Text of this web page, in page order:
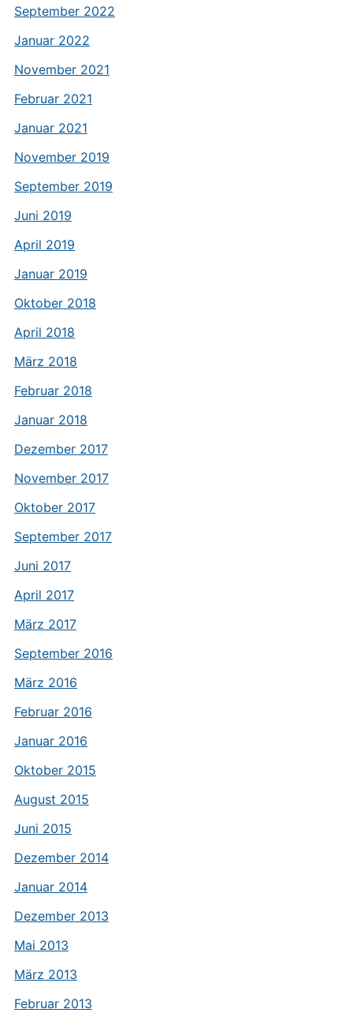
September 2022
Januar 2022
November 2021
Februar 2021
Januar 2021
November 2019
September 2019
Juni 2019
April 2019
Januar 2019
Oktober 2018
April 2018
März 2018
Februar 2018
Januar 2018
Dezember 2017
November 2017
Oktober 2017
September 2017
Juni 2017
April 2017
März 2017
September 2016
März 2016
Februar 2016
Januar 2016
Oktober 2015
August 2015
Juni 2015
Dezember 2014
Januar 2014
Dezember 2013
Mai 2013
März 2013
Februar 2013